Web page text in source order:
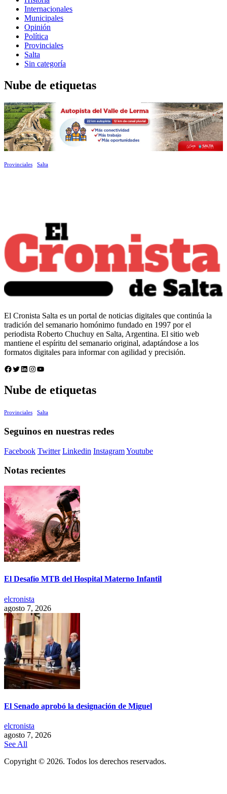
Internacionales
Municipales
Opinión
Política
Provinciales
Salta
Sin categoría
Nube de etiquetas
Provinciales Salta
El Cronista Salta es un portal de noticias digitales que continúa la
tradición del semanario homónimo fundado en 1997 por el
periodista Roberto Chuchuy en Salta, Argentina. El sitio web
mantiene el espíritu del semanario original, adaptándose a los
formatos digitales para informar con agilidad y precisión.
Facebook
Twitter
LinkedIn
Instagram
YouTube
Nube de etiquetas
Provinciales Salta
Seguinos en nuestras redes
Facebook Twitter Linkedin InstagramYoutube
Notas recientes
El Desafío MTB del Hospital Materno Infantil
elcronista
agosto 7, 2026
El Senado aprobó la designación de Miguel
elcronista
agosto 7, 2026
See All
Copyright © 2026. Todos los derechos reservados.